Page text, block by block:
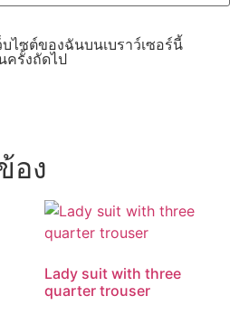
ไซต์ของฉันบนเบราว์เซอร์นี้
ครั้งถัดไป
อง
Lady suit with three
quarter trouser